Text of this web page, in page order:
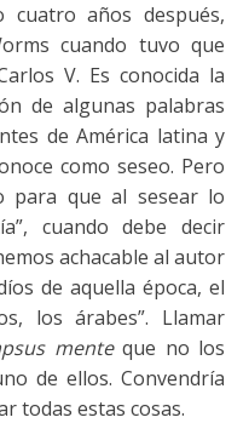
años después,
cuando tuvo que
V. Es conocida la
de algunas palabras
de América latina y
como seseo. Pero
para que al sesear lo
cuando debe decir
achacable al autor
de aquella época, el
los árabes”. Llamar
menteque no los
de ellos. Convendría
todas estas cosas.